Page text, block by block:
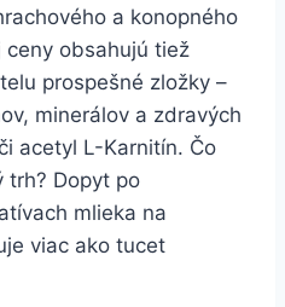
a konopného
ceny obsahujú tiež
prospešné zložky –
minerálov a zdravých
acetyl L-Karnitín. Čo
trh? Dopyt po
mlieka na
viac ako tucet